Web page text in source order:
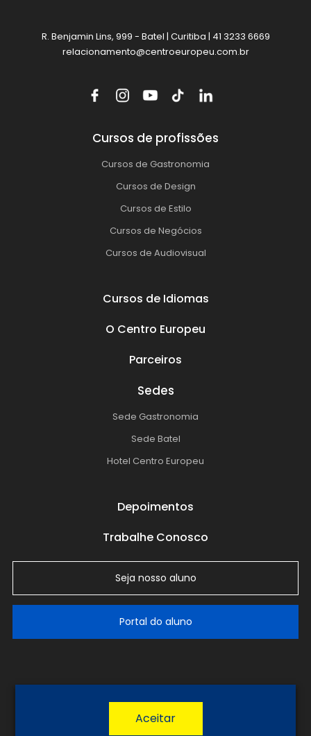
R. Benjamin Lins, 999 - Batel | Curitiba | 41 3233 6669
relacionamento@centroeuropeu.com.br
Cursos de profissões
Cursos de Gastronomia
Cursos de Design
Cursos de Estilo
Cursos de Negócios
Cursos de Audiovisual
Cursos de Idiomas
O Centro Europeu
Parceiros
Sedes
Sede Gastronomia
Sede Batel
Hotel Centro Europeu
Depoimentos
Trabalhe Conosco
Seja nosso aluno
Portal do aluno
Política de Privacidade